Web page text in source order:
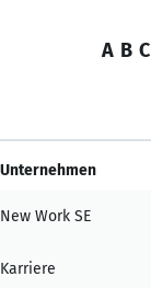
A B C
Unternehmen
New Work SE
Karriere